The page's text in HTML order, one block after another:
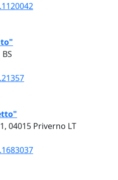
04015 Priverno LT